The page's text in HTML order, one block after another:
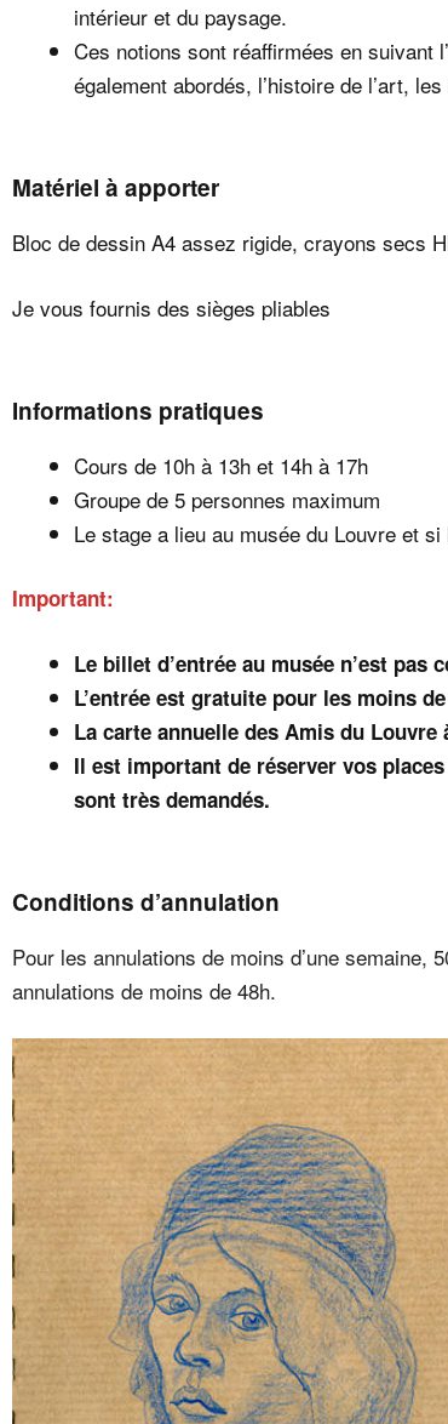
intérieur et du paysage.
Ces notions sont réaffirmées en suivant
également abordés, l’histoire de l’art,
Matériel à apporter
Bloc de dessin A4 assez rigide, crayons secs
Je vous fournis des sièges pliables
Informations pratiques
Cours de 10h à 13h et 14h à 17h
Groupe de 5 personnes maximum
Le stage a lieu au musée du Louvre et
Important:
Le billet d’entrée au musée n’est
L’entrée est gratuite pour les moins
La carte annuelle des Amis du
Il est important de réserver vos
sont très demandés.
Conditions d’annulation
Pour les annulations de moins d’une
annulations de moins de 48h.